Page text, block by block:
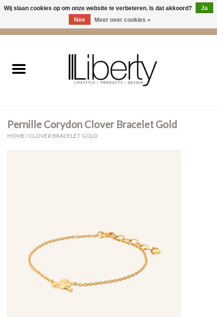
Kleding
Cadeaus
Pernille Corydon Clover Bracelet Gold
HOME /CLOVER BRACELET GOLD
Wij slaan cookies op om onze website te verbeteren. Is dat akkoord?
Ja
Nee
Meer over cookies »